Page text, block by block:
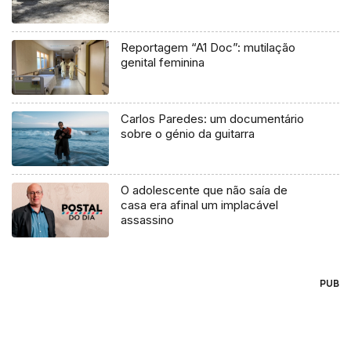
Reportagem “A1 Doc”: mutilação
genital feminina
Carlos Paredes: um documentário
sobre o génio da guitarra
O adolescente que não saía de
casa era afinal um implacável
assassino
PUB